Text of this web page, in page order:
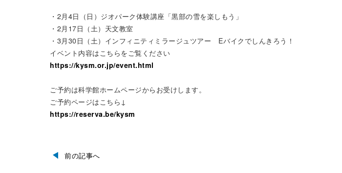
・2月4日（日）ジオパーク体験講座「黒部の雪を楽しもう」
・2月17日（土）天文教室
・3月30日（土）インフィニティミラージュツアー Eバイクでしんきろう！
イベント内容はこちらをご覧ください
https://kysm.or.jp/event.html
ご予約は科学館ホームページからお受けします。
ご予約ページはこちら↓
https://reserva.be/kysm
前の記事へ